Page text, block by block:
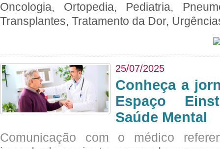
Oncologia, Ortopedia, Pediatria,
Transplantes, Tratamento da Dor,
25/07/2025
Conheça a
Espaço
Saúde Mental
Comunicação com o médico